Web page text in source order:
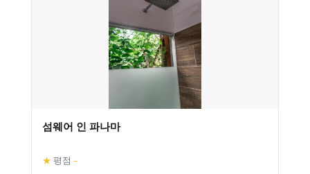
섬웨어 인 파나마
★ 평점 –